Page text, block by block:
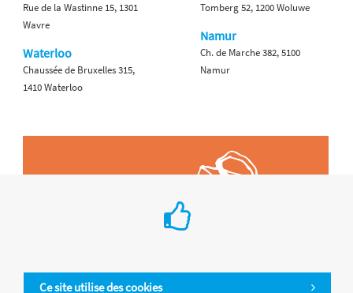
Ce site utilise des cookies
Rue de la Wastinne 15, 1301
Wavre
Waterloo
Chaussée de Bruxelles 315,
1410 Waterloo
Tomberg 52, 1200 Woluwe
Namur
Ch. de Marche 382, 5100
Namur